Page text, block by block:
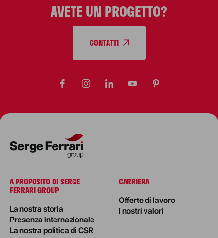
AVETE UN PROGETTO?
CONTATTI
A PROPOSITO DI SERGE
FERRARI GROUP
La nostra storia
Presenza internazionale
La nostra politica di CSR
CARRIERA
Offerte di lavoro
I nostri valori